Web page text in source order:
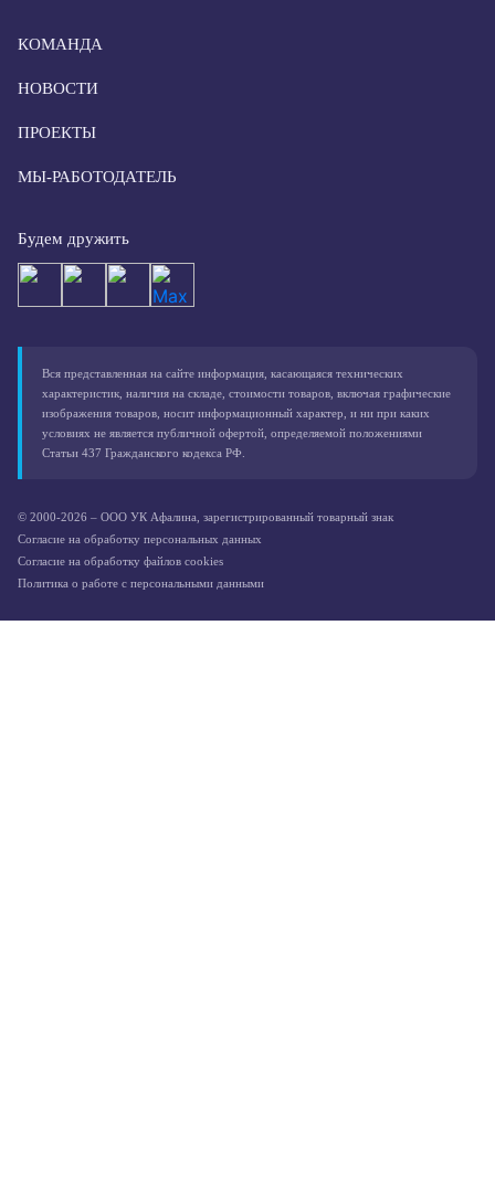
КОМАНДА
НОВОСТИ
ПРОЕКТЫ
МЫ-РАБОТОДАТЕЛЬ
Будем дружить
Вся представленная на сайте информация, касающаяся технических
характеристик, наличия на складе, стоимости товаров, включая графические
изображения товаров, носит информационный характер, и ни при каких
условиях не является публичной офертой, определяемой положениями
Статьи 437 Гражданского кодекса РФ.
© 2000-2026 – ООО УК Афалина, зарегистрированный товарный знак
Согласие на обработку персональных данных
Согласие на обработку файлов cookies
Политика о работе с персональными данными